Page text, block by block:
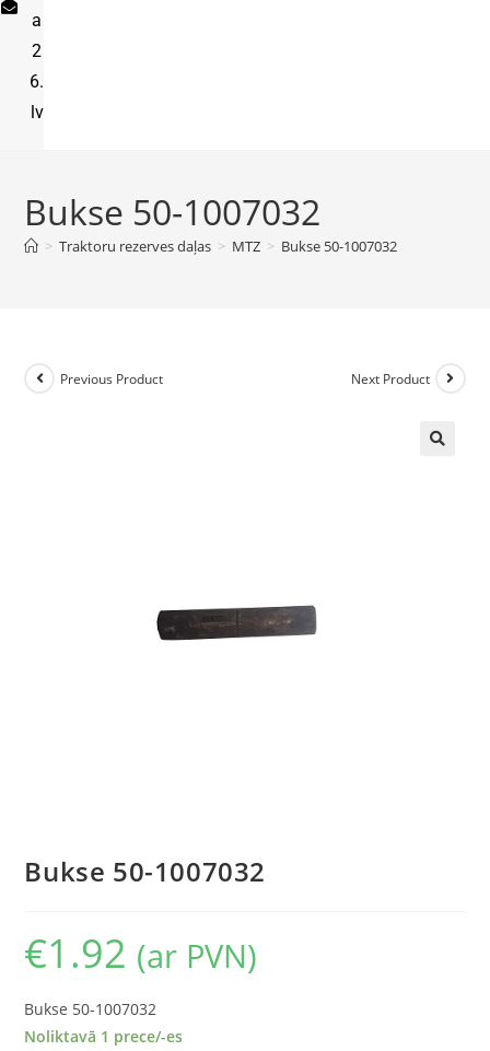
a
2
6.
lv
Bukse 50-1007032
> Traktoru rezerves daļas > MTZ > Bukse 50-1007032
Previous Product Next Product
Bukse 50-1007032
€1.92 (ar PVN)
Bukse 50-1007032
Noliktavā 1 prece/-es